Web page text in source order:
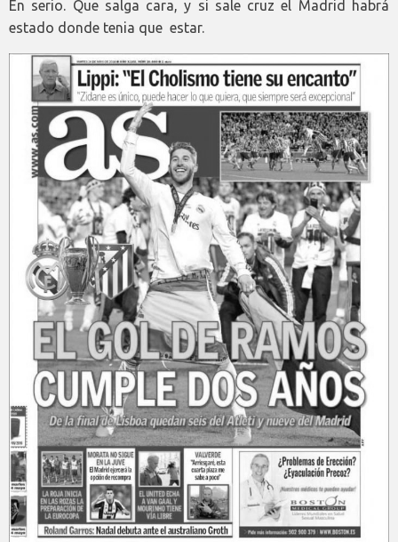
En serio. Que salga cara, y si sale cruz el Madrid habrá
estado donde tenia que estar.